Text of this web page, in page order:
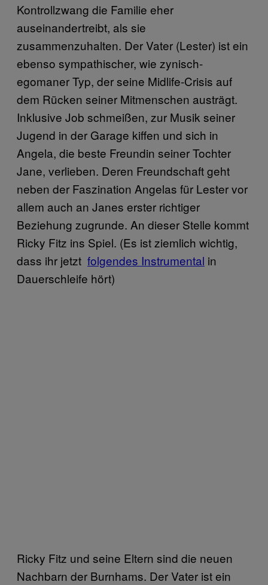
Kontrollzwang die Familie eher
auseinandertreibt, als sie
zusammenzuhalten. Der Vater (Lester) ist ein
ebenso sympathischer, wie zynisch-
egomaner Typ, der seine Midlife-Crisis auf
dem Rücken seiner Mitmenschen austrägt.
Inklusive Job schmeißen, zur Musik seiner
Jugend in der Garage kiffen und sich in
Angela, die beste Freundin seiner Tochter
Jane, verlieben. Deren Freundschaft geht
neben der Faszination Angelas für Lester vor
allem auch an Janes erster richtiger
Beziehung zugrunde. An dieser Stelle kommt
Ricky Fitz ins Spiel. (Es ist ziemlich wichtig,
dass ihr jetzt ​folgende​s Instrumental in
Dauerschleife hört)
Ricky Fitz und seine Eltern sind die neuen
Nachbarn der Burnhams. Der Vater ist ein